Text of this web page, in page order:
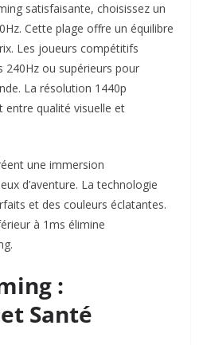
satisfaisante, choisissez un
Cette plage offre un équilibre
Les joueurs compétitifs
240Hz ou supérieurs pour
La résolution 1440p
entre qualité visuelle et
une immersion
d’aventure. La technologie
et des couleurs éclatantes.
à 1ms élimine
:
Santé